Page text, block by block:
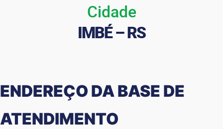
Cidade
IMBÉ – RS
ENDEREÇO DA BASE DE
ATENDIMENTO